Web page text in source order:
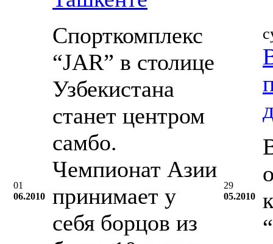
01
06.2010
Спорткомплекс
“JAR” в столице
Узбекистана
станет центром
самбо.
Чемпионат Азии
принимает у
себя борцов из
29
05.2010